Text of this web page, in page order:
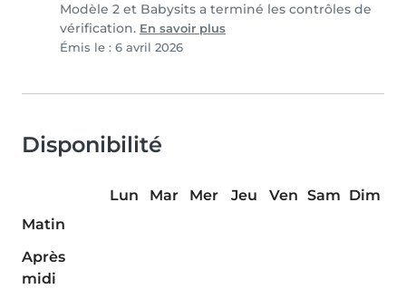
Modèle 2 et Babysits a terminé les contrôles de
vérification. En savoir plus
Émis le : 6 avril 2026
Disponibilité
Lun Mar Mer Jeu Ven Sam Dim
Matin
Après
midi